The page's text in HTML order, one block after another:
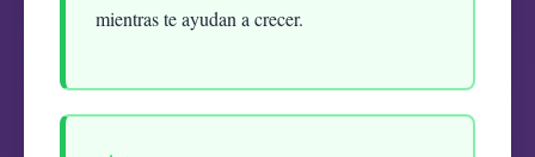
mientras te ayudan a crecer.